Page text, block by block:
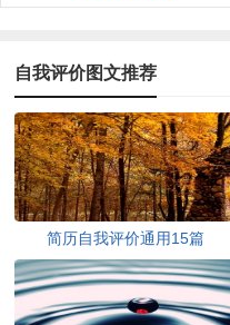
自我评价图文推荐
简历自我评价通用15篇